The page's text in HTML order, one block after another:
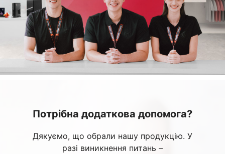
Потрібна додаткова допомога?
Дякуємо, що обрали нашу продукцію. У
разі виникнення питань –